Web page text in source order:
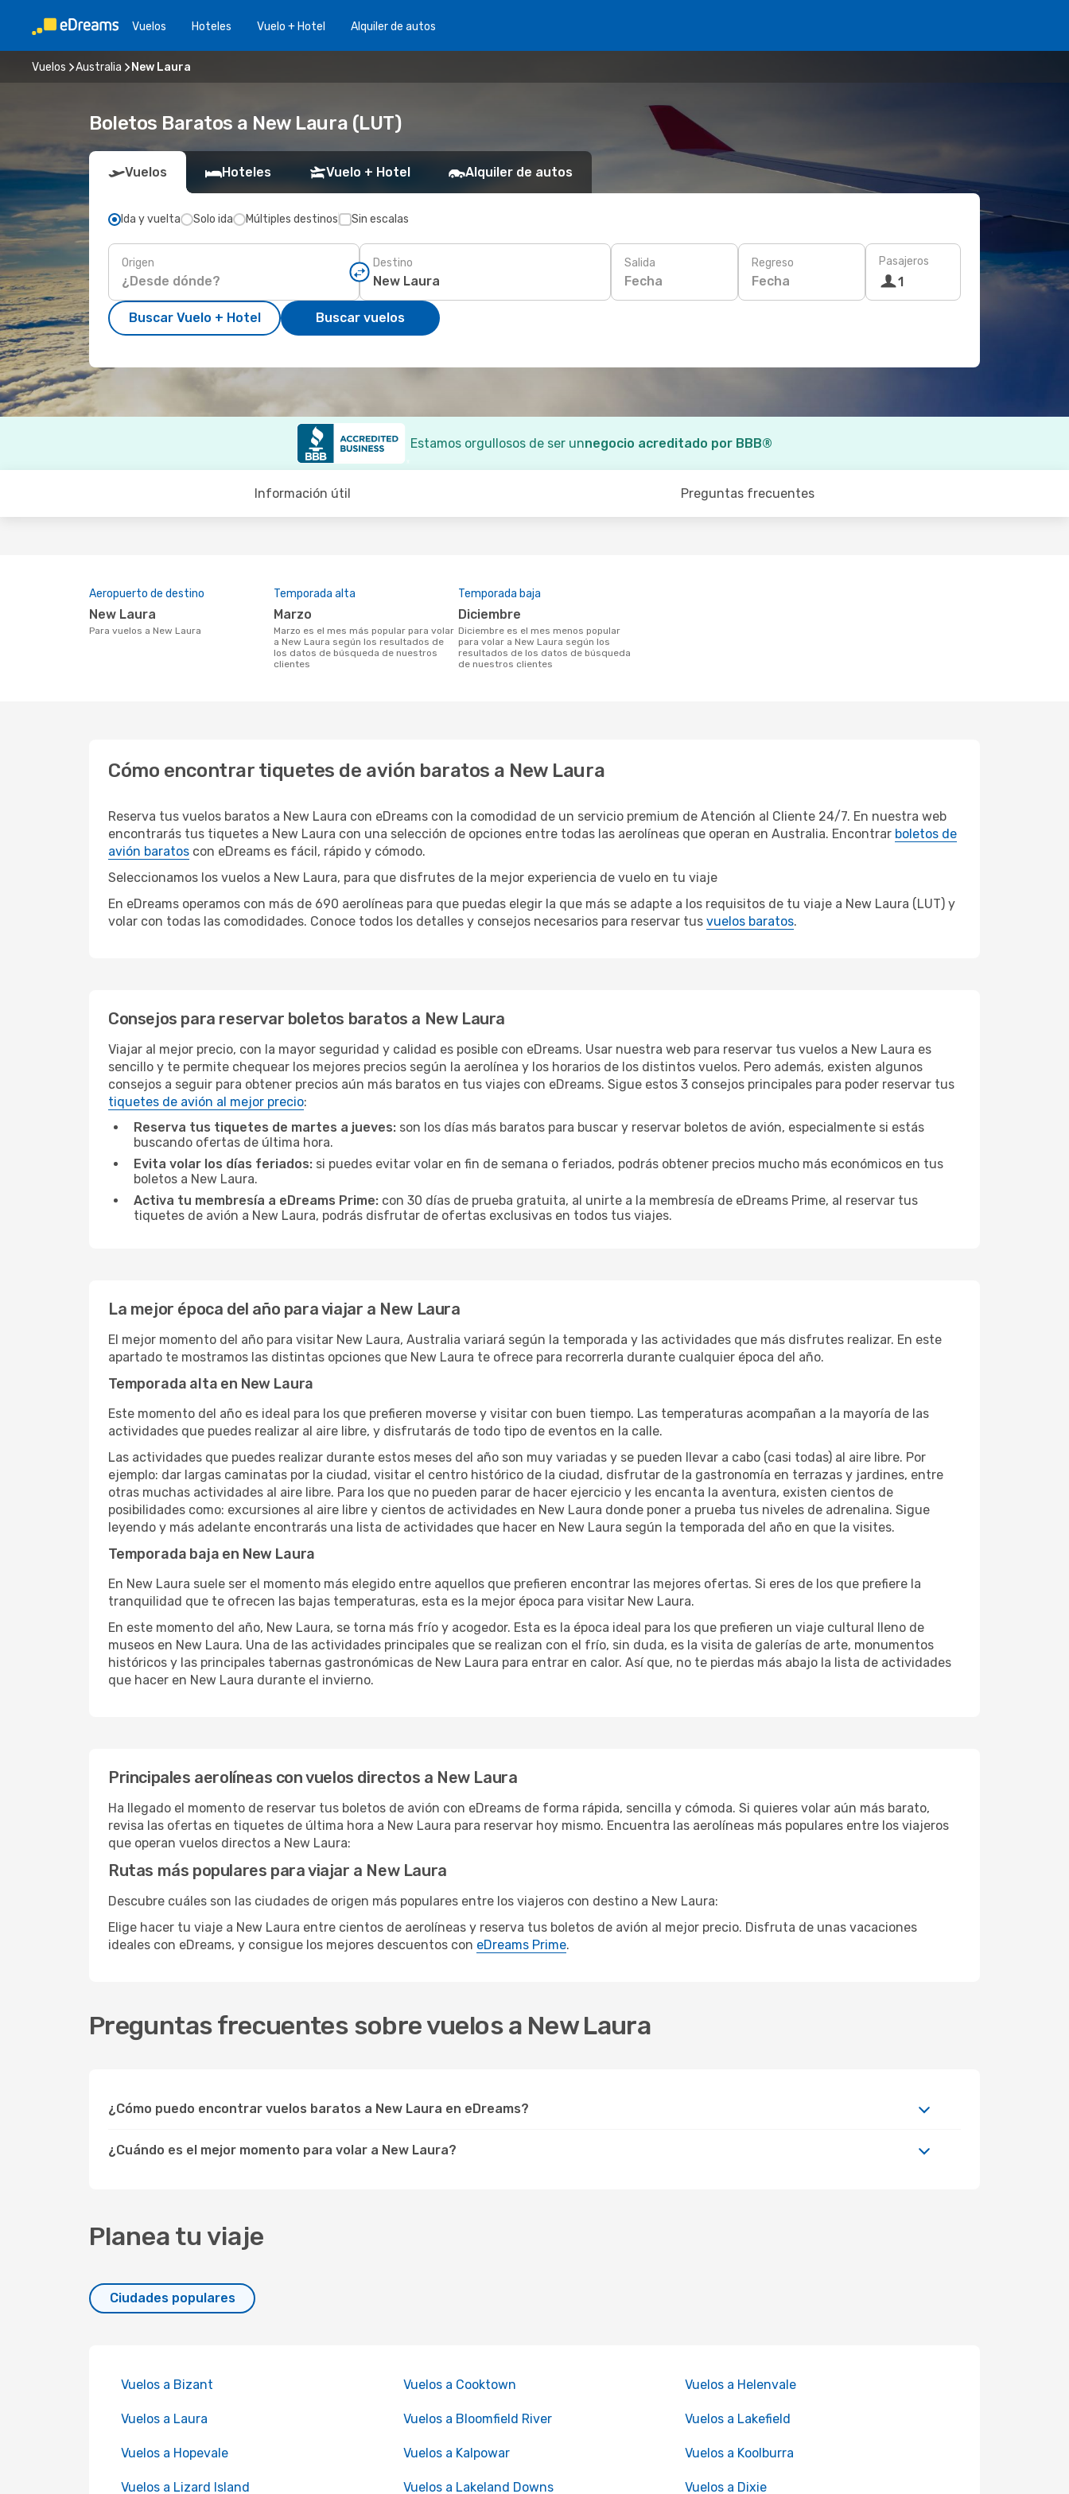
Vuelos Hoteles Vuelo + Hotel Alquiler de autos
Vuelos Australia New Laura
Boletos Baratos a New Laura (LUT)
Vuelos Hoteles Vuelo + Hotel Alquiler de autos
Ida y vuelta Solo ida Múltiples destinos Sin escalas
Origen Destino Salida
Fecha
Regreso
Fecha
Pasajeros
1
Buscar Vuelo + Hotel Buscar vuelos
Estamos orgullosos de ser unnegocio acreditado por BBB®
Información útil Preguntas frecuentes
Aeropuerto de destino
New Laura
Para vuelos a New Laura
Temporada alta
marzo
marzo es el mes más popular para volar
a New Laura según los resultados de
los datos de búsqueda de nuestros
clientes
Temporada baja
diciembre
diciembre es el mes menos popular
para volar a New Laura según los
resultados de los datos de búsqueda
de nuestros clientes
Cómo encontrar tiquetes de avión baratos a New Laura
Reserva tus vuelos baratos a New Laura con eDreams con la comodidad de un servicio premium de Atención al Cliente 24/7. En nuestra web
encontrarás tus tiquetes a New Laura con una selección de opciones entre todas las aerolíneas que operan en Australia. Encontrar boletos de
avión baratos con eDreams es fácil, rápido y cómodo.
Seleccionamos los vuelos a New Laura, para que disfrutes de la mejor experiencia de vuelo en tu viaje
En eDreams operamos con más de 690 aerolíneas para que puedas elegir la que más se adapte a los requisitos de tu viaje a New Laura (LUT) y
volar con todas las comodidades. Conoce todos los detalles y consejos necesarios para reservar tus vuelos baratos.
Consejos para reservar boletos baratos a New Laura
Viajar al mejor precio, con la mayor seguridad y calidad es posible con eDreams. Usar nuestra web para reservar tus vuelos a New Laura es
sencillo y te permite chequear los mejores precios según la aerolínea y los horarios de los distintos vuelos. Pero además, existen algunos
consejos a seguir para obtener precios aún más baratos en tus viajes con eDreams. Sigue estos 3 consejos principales para poder reservar tus
tiquetes de avión al mejor precio:
Reserva tus tiquetes de martes a jueves: son los días más baratos para buscar y reservar boletos de avión, especialmente si estás
buscando ofertas de última hora.
Evita volar los días feriados: si puedes evitar volar en fin de semana o feriados, podrás obtener precios mucho más económicos en tus
boletos a New Laura.
Activa tu membresía a eDreams Prime: con 30 días de prueba gratuita, al unirte a la membresía de eDreams Prime, al reservar tus
tiquetes de avión a New Laura, podrás disfrutar de ofertas exclusivas en todos tus viajes.
La mejor época del año para viajar a New Laura
El mejor momento del año para visitar New Laura, Australia variará según la temporada y las actividades que más disfrutes realizar. En este
apartado te mostramos las distintas opciones que New Laura te ofrece para recorrerla durante cualquier época del año.
Temporada alta en New Laura
Este momento del año es ideal para los que prefieren moverse y visitar con buen tiempo. Las temperaturas acompañan a la mayoría de las
actividades que puedes realizar al aire libre, y disfrutarás de todo tipo de eventos en la calle.
Las actividades que puedes realizar durante estos meses del año son muy variadas y se pueden llevar a cabo (casi todas) al aire libre. Por
ejemplo: dar largas caminatas por la ciudad, visitar el centro histórico de la ciudad, disfrutar de la gastronomía en terrazas y jardines, entre
otras muchas actividades al aire libre. Para los que no pueden parar de hacer ejercicio y les encanta la aventura, existen cientos de
posibilidades como: excursiones al aire libre y cientos de actividades en New Laura donde poner a prueba tus niveles de adrenalina. Sigue
leyendo y más adelante encontrarás una lista de actividades que hacer en New Laura según la temporada del año en que la visites.
Temporada baja en New Laura
En New Laura suele ser el momento más elegido entre aquellos que prefieren encontrar las mejores ofertas. Si eres de los que prefiere la
tranquilidad que te ofrecen las bajas temperaturas, esta es la mejor época para visitar New Laura.
En este momento del año, New Laura, se torna más frío y acogedor. Esta es la época ideal para los que prefieren un viaje cultural lleno de
museos en New Laura. Una de las actividades principales que se realizan con el frío, sin duda, es la visita de galerías de arte, monumentos
históricos y las principales tabernas gastronómicas de New Laura para entrar en calor. Así que, no te pierdas más abajo la lista de actividades
que hacer en New Laura durante el invierno.
Principales aerolíneas con vuelos directos a New Laura
Ha llegado el momento de reservar tus boletos de avión con eDreams de forma rápida, sencilla y cómoda. Si quieres volar aún más barato,
revisa las ofertas en tiquetes de última hora a New Laura para reservar hoy mismo. Encuentra las aerolíneas más populares entre los viajeros
que operan vuelos directos a New Laura:
Rutas más populares para viajar a New Laura
Descubre cuáles son las ciudades de origen más populares entre los viajeros con destino a New Laura:
Elige hacer tu viaje a New Laura entre cientos de aerolíneas y reserva tus boletos de avión al mejor precio. Disfruta de unas vacaciones
ideales con eDreams, y consigue los mejores descuentos con eDreams Prime.
Preguntas frecuentes sobre vuelos a New Laura
¿Cómo puedo encontrar vuelos baratos a New Laura en eDreams?
¿Cuándo es el mejor momento para volar a New Laura?
Planea tu viaje
Ciudades populares
Vuelos a Bizant Vuelos a Cooktown Vuelos a Helenvale
Vuelos a Laura Vuelos a Bloomfield River Vuelos a Lakefield
Vuelos a Hopevale Vuelos a Kalpowar Vuelos a Koolburra
Vuelos a Lizard Island Vuelos a Lakeland Downs Vuelos a Dixie